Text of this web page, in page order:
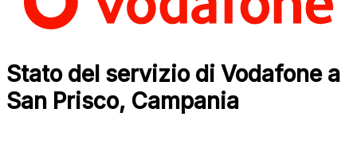
Stato del servizio di Vodafone a
San Prisco, Campania